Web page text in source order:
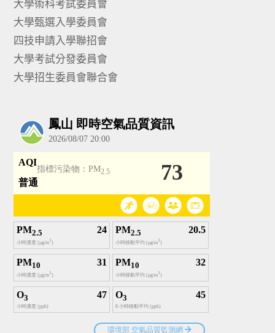
大學術科考試委員會
大學甄選入學委員會
四技申請入學聯招會
大學考試分發委員會
大學招生委員會聯合會